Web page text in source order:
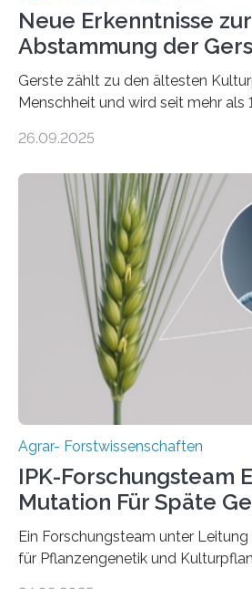
Neue Erkenntnisse
Abstammung der
Gerste zählt zu den ältesten
Menschheit und wird seit mehr als
einzigen Ort domestiziert wurde.
Instituts für Pflanzengenetik und
Kulturpflanzenforschung (IPK)
Gerste aus verschiedenen
sogenannten Fruchtbaren
ist. Sie besitzt also eine Art
Ergebnisse der Studie wurden
Fachzeitschrift „Nature“
Forschungsgruppe hat die
26.09.2025
Agrar- Forstwissenschaften
IPK-Forschungsteam
Mutation Für Späte
Ein Forschungsteam unter
für Pflanzengenetik und